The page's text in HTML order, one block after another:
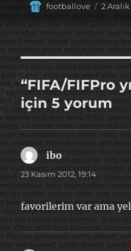
Yazar
footballove
Yayın
2 Aralık
“FIFA/FIFPro
için 5 yorum
ibodedi
ki:
23 Kasım 2012, 19:14
favorilerim var ama